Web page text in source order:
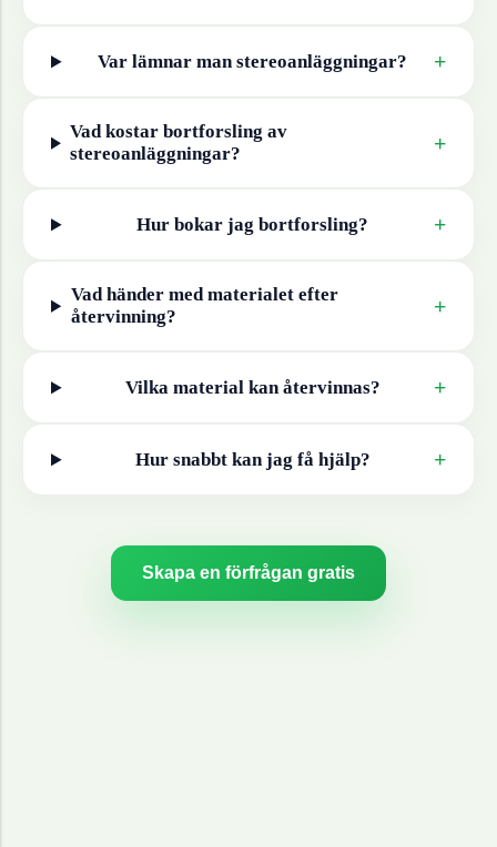
Var lämnar man stereoanläggningar? +
Vad kostar bortforsling av
stereoanläggningar? +
Hur bokar jag bortforsling? +
Vad händer med materialet efter
återvinning?
+
Vilka material kan återvinnas? +
Hur snabbt kan jag få hjälp? +
Skapa en förfrågan gratis